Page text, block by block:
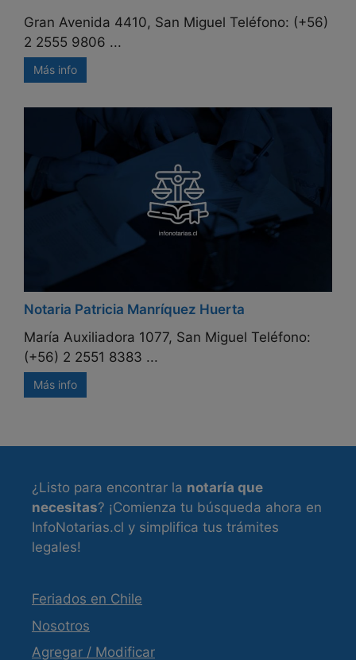
Gran Avenida 4410, San Miguel Teléfono: (+56)
2 2555 9806 ...
Más info
Notaria Patricia Manríquez Huerta
María Auxiliadora 1077, San Miguel Teléfono:
(+56) 2 2551 8383 ...
Más info
¿Listo para encontrar la notaría que
necesitas? ¡Comienza tu búsqueda ahora en
InfoNotarias.cl y simplifica tus trámites
legales!
Feriados en Chile
Nosotros
Agregar / Modificar